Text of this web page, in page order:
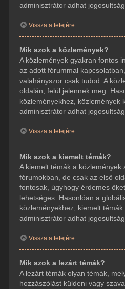
adminisztrátor adhat
Vissza a tetejére
Mik azok a közlemények?
A közlemények gyakran fontos
az adott fórummal
valahányszor csak tudod. A
oldalán, felül jelennek meg.
közleményekhez, közlemények
adminisztrátor adhat
Vissza a tetejére
Mik azok a kiemelt témák?
A kiemelt témák a közlemények
fórumokban, de csak az első
fontosak, úgyhogy érdemes
lehetséges. Hasonlóan a
közleményekhez, kiemelt
adminisztrátor adhat
Vissza a tetejére
Mik azok a lezárt témák?
A lezárt témák olyan témák,
hozzászólást küldeni vagy